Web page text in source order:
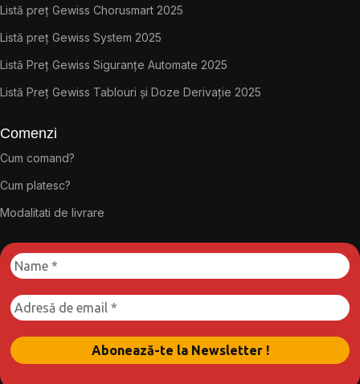
Listă preț Gewiss Chorusmart 2025
Listă preț Gewiss System 2025
Listă Preț Gewiss Siguranțe Automate 2025
Listă Preț Gewiss Tablouri și Doze Derivație 2025
Comenzi
Cum comand?
Cum platesc?
Modalitati de livrare